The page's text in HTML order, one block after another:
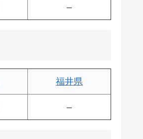
–
福井県
–